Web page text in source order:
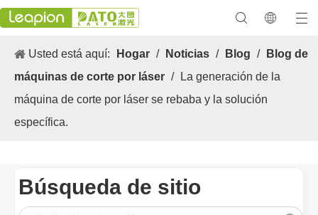
Usted está aquí: Hogar / Noticias / Blog /
Blog de
máquinas de corte por láser /
La generación de la
máquina de corte por láser se rebaba y la solución
específica.
Búsqueda de sitio